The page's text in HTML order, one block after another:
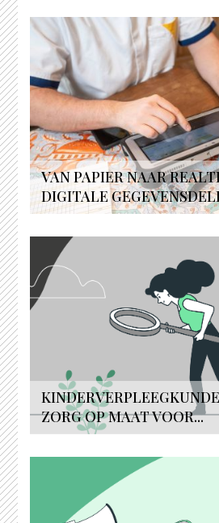
VAN PAPIER NAAR
DIGITALE
ZORG OP MAAT VOOR...